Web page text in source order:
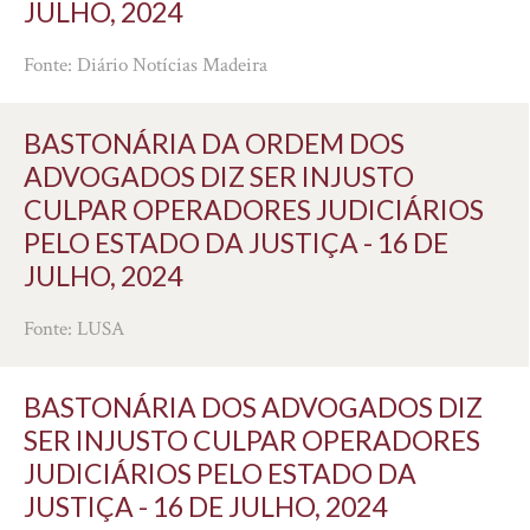
JULHO, 2024
Fonte: Diário Notícias Madeira
BASTONÁRIA DA ORDEM DOS
ADVOGADOS DIZ SER INJUSTO
CULPAR OPERADORES JUDICIÁRIOS
PELO ESTADO DA JUSTIÇA - 16 DE
JULHO, 2024
Fonte: LUSA
BASTONÁRIA DOS ADVOGADOS DIZ
SER INJUSTO CULPAR OPERADORES
JUDICIÁRIOS PELO ESTADO DA
JUSTIÇA - 16 DE JULHO, 2024